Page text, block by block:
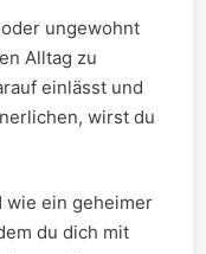
ungewohnt
Alltag zu
einlässt ‌und
wirst du
wie ein geheimer
du dich ⁣mit